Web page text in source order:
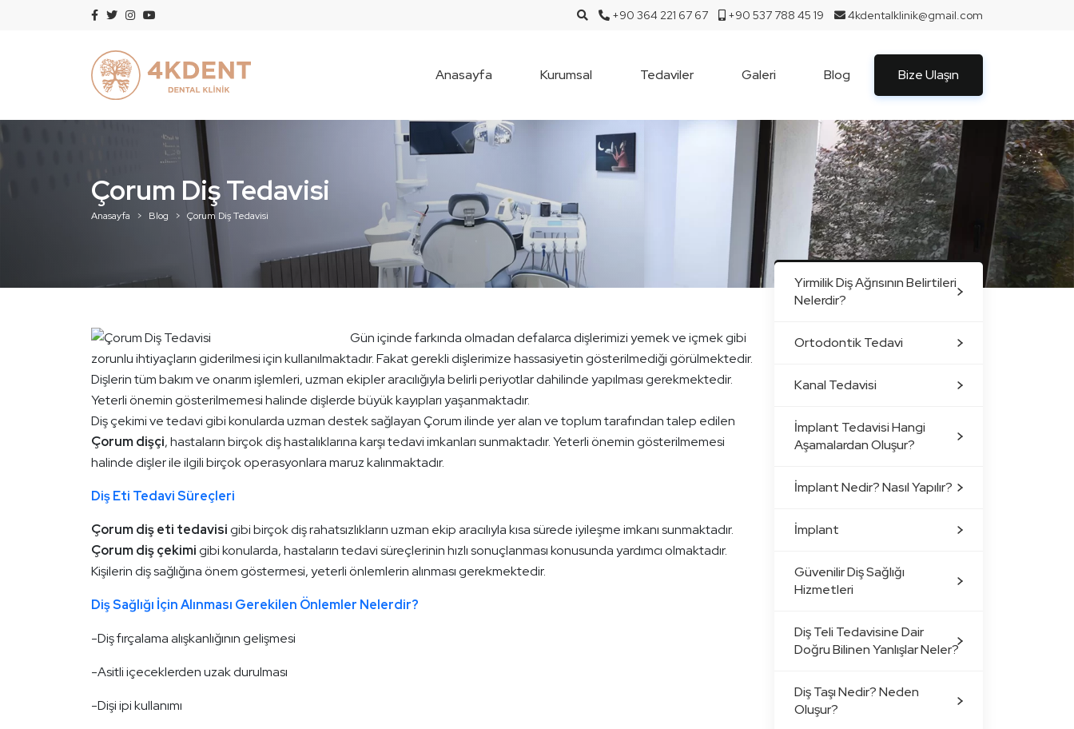
+90 364 221 67 67 +90 537 788 45 19 4kdentalklinik@gmail.com
Anasayfa Kurumsal Tedaviler Galeri Blog Bize Ulaşın
Çorum Diş Tedavisi
Anasayfa Blog Çorum Diş Tedavisi
Gün içinde farkında olmadan defalarca dişlerimizi yemek ve içmek gibi
zorunlu ihtiyaçların giderilmesi için kullanılmaktadır. Fakat gerekli dişlerimize hassasiyetin gösterilmediği görülmektedir.
Dişlerin tüm bakım ve onarım işlemleri, uzman ekipler aracılığıyla belirli periyotlar dahilinde yapılması gerekmektedir.
Yeterli önemin gösterilmemesi halinde dişlerde büyük kayıpları yaşanmaktadır.
Diş çekimi ve tedavi gibi konularda uzman destek sağlayan Çorum ilinde yer alan ve toplum tarafından talep edilen
Çorum dişçi, hastaların birçok diş hastalıklarına karşı tedavi imkanları sunmaktadır. Yeterli önemin gösterilmemesi
halinde dişler ile ilgili birçok operasyonlara maruz kalınmaktadır.
Diş Eti Tedavi Süreçleri
Çorum diş eti tedavisigibi birçok diş rahatsızlıkların uzman ekip aracılıyla kısa sürede iyileşme imkanı sunmaktadır.
Çorum diş çekimigibi konularda, hastaların tedavi süreçlerinin hızlı sonuçlanması konusunda yardımcı olmaktadır.
Kişilerin diş sağlığına önem göstermesi, yeterli önlemlerin alınması gerekmektedir.
Diş Sağlığı İçin Alınması Gerekilen Önlemler Nelerdir?
-Diş fırçalama alışkanlığının gelişmesi
-Asitli içeceklerden uzak durulması
-Dişi ipi kullanımı
Yirmilik Diş Ağrısının Belirtileri
Nelerdir?
Ortodontik Tedavi
Kanal Tedavisi
İmplant Tedavisi Hangi
Aşamalardan Oluşur?
İmplant Nedir? Nasıl Yapılır?
İmplant
Güvenilir Diş Sağlığı
Hizmetleri
Diş Teli Tedavisine Dair
Doğru Bilinen Yanlışlar Neler?
Diş Taşı Nedir? Neden
Oluşur?